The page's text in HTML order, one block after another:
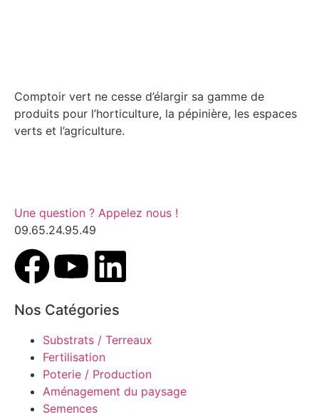
Comptoir vert ne cesse d’élargir sa gamme de
produits pour l’horticulture, la pépinière, les espaces
verts et l’agriculture.
Une question ? Appelez nous !
09.65.24.95.49
Nos Catégories
Substrats / Terreaux
Fertilisation
Poterie / Production
Aménagement du paysage
Semences